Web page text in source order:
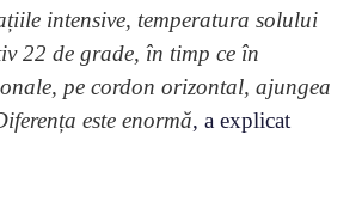
intensive, temperatura solului
22 de grade, în timp ce în
pe cordon orizontal, ajungea
este enormă, a explicat